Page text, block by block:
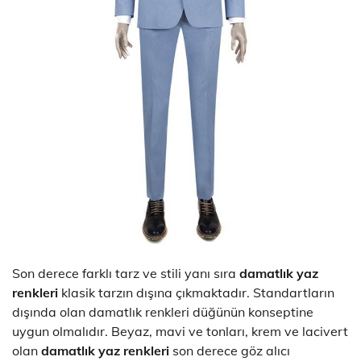
Son derece farklı tarz ve stili yanı sıra damatlık yaz
renkleri klasik tarzın dışına çıkmaktadır. Standartların
dışında olan damatlık renkleri düğünün konseptine
uygun olmalıdır. Beyaz, mavi ve tonları, krem ve lacivert
olan damatlık yaz renkleri son derece göz alıcı